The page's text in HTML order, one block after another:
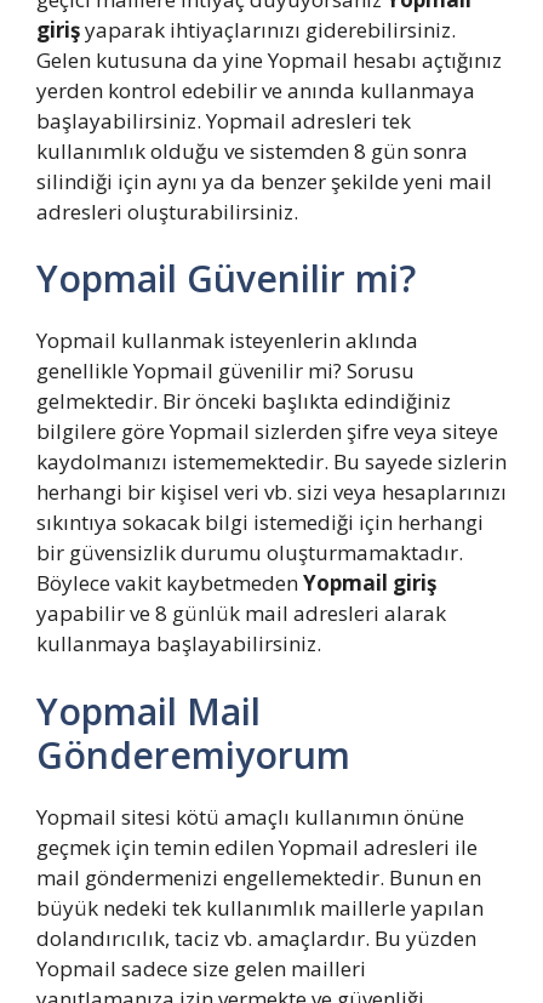
girişyaparak ihtiyaçlarınızı giderebilirsiniz.
Gelen kutusuna da yine Yopmail hesabı açtığınız
yerden kontrol edebilir ve anında kullanmaya
başlayabilirsiniz. Yopmail adresleri tek
kullanımlık olduğu ve sistemden 8 gün sonra
silindiği için aynı ya da benzer şekilde yeni mail
adresleri oluşturabilirsiniz.
Yopmail Güvenilir mi?
Yopmail kullanmak isteyenlerin aklında
genellikle Yopmail güvenilir mi? Sorusu
gelmektedir. Bir önceki başlıkta edindiğiniz
bilgilere göre Yopmail sizlerden şifre veya siteye
kaydolmanızı istememektedir. Bu sayede sizlerin
herhangi bir kişisel veri vb. sizi veya hesaplarınızı
sıkıntıya sokacak bilgi istemediği için herhangi
bir güvensizlik durumu oluşturmamaktadır.
Böylece vakit kaybetmedenYopmail giriş
yapabilir ve 8 günlük mail adresleri alarak
kullanmaya başlayabilirsiniz.
Yopmail Mail
Gönderemiyorum
Yopmail sitesi kötü amaçlı kullanımın önüne
geçmek için temin edilen Yopmail adresleri ile
mail göndermenizi engellemektedir. Bunun en
büyük nedeki tek kullanımlık maillerle yapılan
dolandırıcılık, taciz vb. amaçlardır. Bu yüzden
Yopmail sadece size gelen mailleri